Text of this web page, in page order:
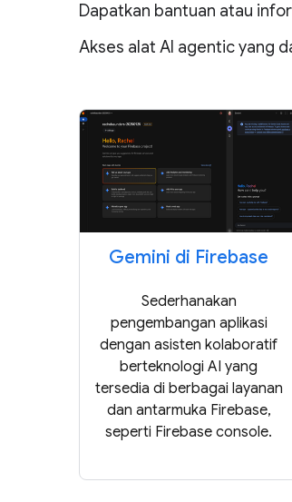
Dapatkan bantuan atau
Akses alat AI agentic yang
Gemini di Firebase
Sederhanakan
pengembangan aplikasi
dengan asisten kolaboratif
berteknologi AI yang
tersedia di berbagai layanan
dan antarmuka Firebase,
seperti Firebase console.